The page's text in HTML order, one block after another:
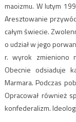
maoizmu. W lutym
Aresztowanie
całym świecie.
o udział w jego
r. wyrok zmieniono
Obecnie odsiaduje
Marmara. Podczas
Opracował również
konfederalizm.